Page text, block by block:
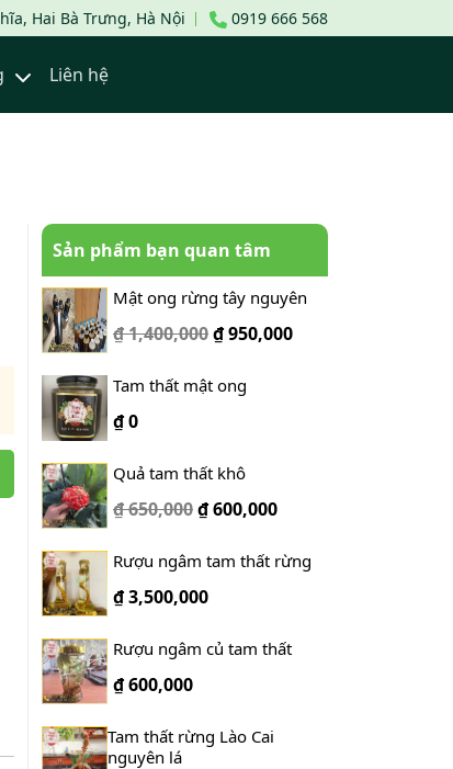
Hai Bà Trưng, Hà Nội 0919 666 568
Liên hệ
Sản phẩm bạn quan tâm
Mật ong rừng tây nguyên
₫ 1,400,000₫950,000
Tam thất mật ong
₫0
Quả tam thất khô
₫ 650,000₫600,000
Rượu ngâm tam thất rừng
₫3,500,000
Rượu ngâm củ tam thất
₫600,000
Tam thất rừng Lào Cai
nguyên lá